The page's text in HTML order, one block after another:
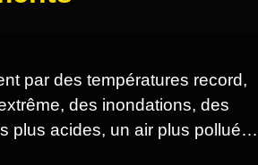
par des températures record,
des inondations, des
plus acides, un air plus pollué…